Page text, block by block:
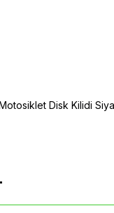
Disk Kilidi